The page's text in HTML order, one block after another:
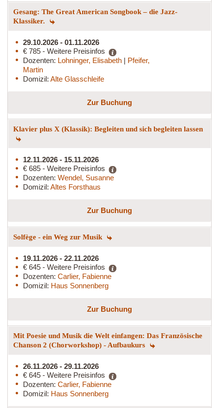
Gesang: The Great American Songbook – die Jazz-
Klassiker.
29.10.2026 - 01.11.2026
€ 785 - Weitere Preisinfos
Dozenten: Lohninger, Elisabeth | Pfeifer,
Martin
Domizil: Alte Glasschleife
Zur Buchung
Klavier plus X (Klassik): Begleiten und sich begleiten lassen
12.11.2026 - 15.11.2026
€ 685 - Weitere Preisinfos
Dozenten: Wendel, Susanne
Domizil: Altes Forsthaus
Zur Buchung
Solfège - ein Weg zur Musik
19.11.2026 - 22.11.2026
€ 645 - Weitere Preisinfos
Dozenten: Carlier, Fabienne
Domizil: Haus Sonnenberg
Zur Buchung
Mit Poesie und Musik die Welt einfangen: Das Französische
Chanson 2 (Chorworkshop) - Aufbaukurs
26.11.2026 - 29.11.2026
€ 645 - Weitere Preisinfos
Dozenten: Carlier, Fabienne
Domizil: Haus Sonnenberg